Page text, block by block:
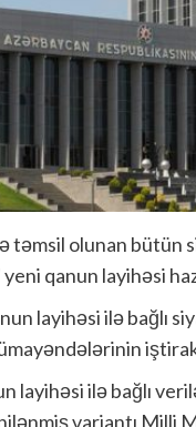
təmsil olunan bütün
qanun layihəsi
layihəsi ilə bağlı
layihəsi ilə bağlı
variantı